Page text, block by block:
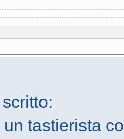
tastierista